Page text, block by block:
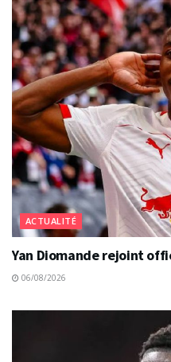
ACTUALITÉ
Yan Diomande rejoint
06/08/2026